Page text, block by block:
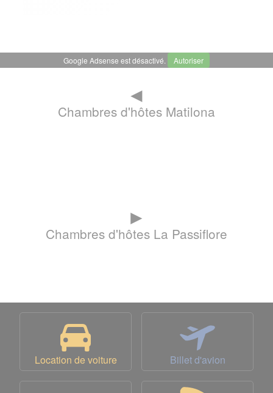
Google Adsense est désactivé. Autoriser
◄
Chambres d'hôtes Matilona
►
Chambres d'hôtes La Passiflore
Location de voiture Billet d'avion